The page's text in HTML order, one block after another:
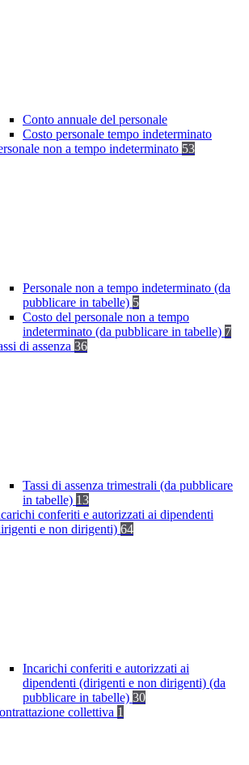
Conto annuale del personale
Costo personale tempo indeterminato
non a tempo indeterminato 53
Personale non a tempo indeterminato (da
pubblicare in tabelle) 5
Costo del personale non a tempo
indeterminato (da pubblicare in tabelle) 7
di assenza 36
Tassi di assenza trimestrali (da pubblicare
in tabelle) 13
conferiti e autorizzati ai dipendenti
e non dirigenti) 64
Incarichi conferiti e autorizzati ai
dipendenti (dirigenti e non dirigenti) (da
pubblicare in tabelle) 30
collettiva 1